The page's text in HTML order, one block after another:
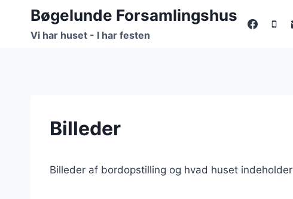
Fortsæt
indhold
Bøgelunde Forsamlingshus
Vi har huset - I har festen
Billeder
Billeder af bordopstilling og hvad huset indeholder